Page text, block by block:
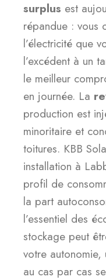
surplus est
répandue : vous
l’électricité que
l’excédent à un
le meilleur
en journée. La
production est
minoritaire et
toitures. KBB
installation à
profil de
la part
l’essentiel des
stockage peut
votre autonomie,
au cas par cas